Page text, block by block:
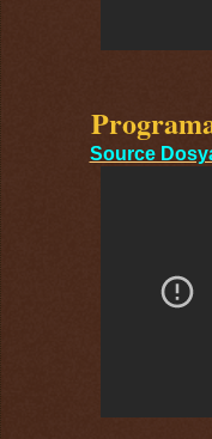
Source